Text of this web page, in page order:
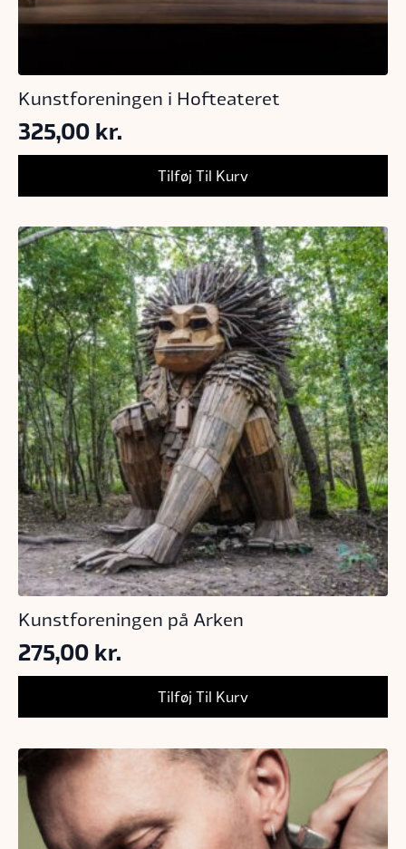
Kunstforeningen i Hofteateret
325,00kr.
Tilføj Til Kurv
Kunstforeningen på Arken
275,00kr.
Tilføj Til Kurv